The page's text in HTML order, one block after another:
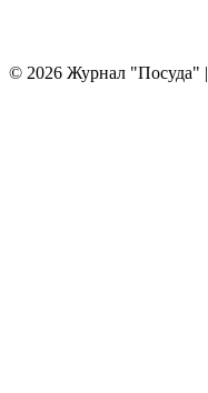
© 2026 Журнал "Посуда" |